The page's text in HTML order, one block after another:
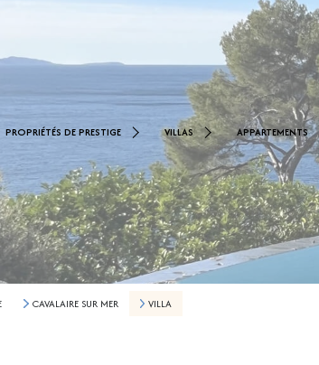
PROPRIÉTÉS DE PRESTIGE
De 2.500.000 € À 5.000.000 €
5.000.000 €
VILLAS
< 1.000.000 €
De 1.000.000 € À 2.000.000 €
De 2.000.000 € À 2.500.000 €
APPARTEMENTS
CAVALAIRE SUR MER VILLA